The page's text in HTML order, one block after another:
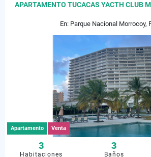
APARTAMENTO TUCACAS YACTH CLUB
En: Parque Nacional Morrocoy,
Apartamento Venta
3
Habitaciones
3
Baños